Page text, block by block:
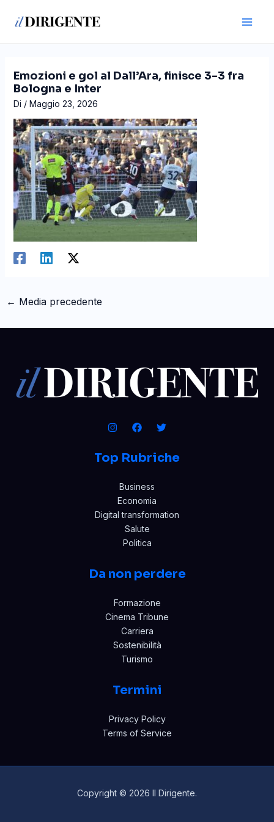
Emozioni e gol al Dall’Ara, finisce 3-3 fra
Bologna e Inter
Di / Maggio 23, 2026
articoli
← Media precedente
Top Rubriche
Business
Economia
Digital transformation
Salute
Politica
Da non perdere
Formazione
Cinema Tribune
Carriera
Sostenibilità
Turismo
Termini
Privacy Policy
Terms of Service
Copyright © 2026 Il Dirigente.